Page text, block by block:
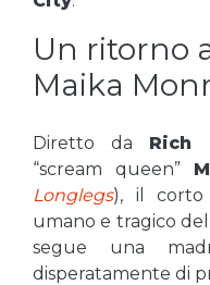
Un ritorno
Maika
Diretto da Rich
“scream queen”
Longlegs), il corto
umano e tragico
segue una
disperatamente di